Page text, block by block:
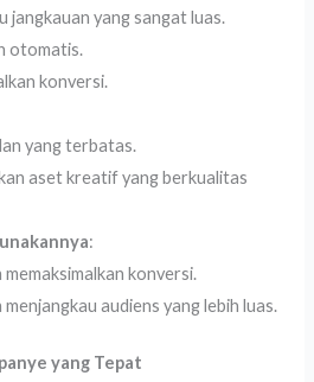
jangkauan yang sangat luas.
otomatis.
konversi.
yang terbatas.
aset kreatif yang berkualitas
:
memaksimalkan konversi.
audiens yang lebih luas.
yang Tepat